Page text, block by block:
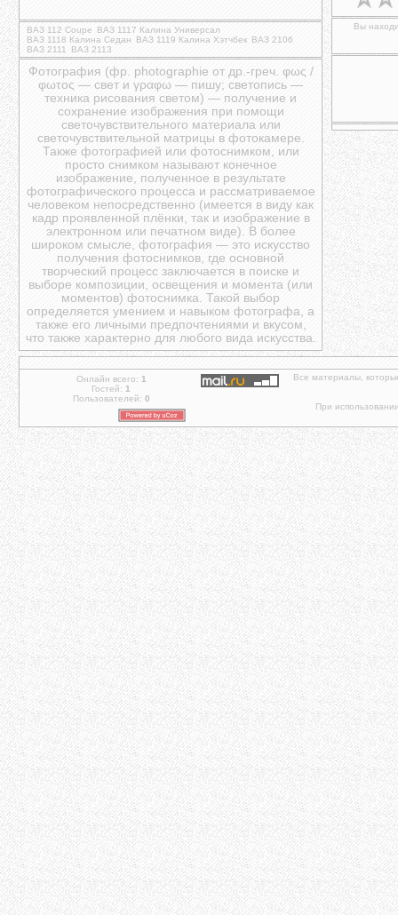
ВАЗ 112 Coupe
ВАЗ 1117 Калина Универсал
ВАЗ 1118 Калина Седан
ВАЗ 1119 Калина Хэтчбек ВАЗ 2106
ВАЗ 2111
ВАЗ 2113
Фотография (фр. photographie от др.-греч. φως /
φωτος — свет и γραφω — пишу; светопись —
техника рисования светом) — получение и
сохранение изображения при помощи
светочувствительного материала или
светочувствительной матрицы в фотокамере.
Также фотографией или фотоснимком, или
просто снимком называют конечное
изображение, полученное в результате
фотографического процесса и рассматриваемое
человеком непосредственно (имеется в виду как
кадр проявленной плёнки, так и изображение в
электронном или печатном виде). В более
широком смысле, фотография — это искусство
получения фотоснимков, где основной
творческий процесс заключается в поиске и
выборе композиции, освещения и момента (или
моментов) фотоснимка. Такой выбор
определяется умением и навыком фотографа, а
также его личными предпочтениями и вкусом,
что также характерно для любого вида искусства.
Вы
Онлайн всего: 1
Гостей: 1
Пользователей: 0
Все материалы,
При